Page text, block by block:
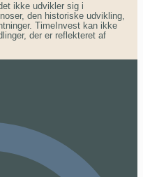
ikke udvikler sig i
den historiske udvikling,
TimeInvest kan ikke
der er reflekteret af